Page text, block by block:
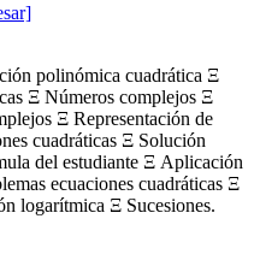
polinómica cuadrática Ξ
Ξ Números complejos Ξ
Ξ Representación de
cuadráticas Ξ Solución
del estudiante Ξ Aplicación
ecuaciones cuadráticas Ξ
logarítmica Ξ Sucesiones.